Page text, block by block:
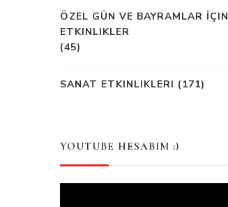
ÖZEL GÜN VE BAYRAMLAR İÇIN
ETKINLIKLER
(45)
SANAT ETKINLIKLERI (171)
YOUTUBE HESABIM :)